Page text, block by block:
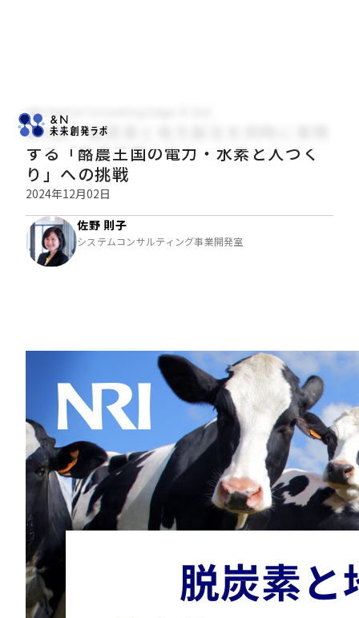
NRI Digital Consulting Edge
第6回 脱炭素と地方創生を同時に実現
する「酪農王国の電力・水素と人づく
り」への挑戦
2024年12月02日
佐野 則子
システムコンサルティング事業開発室